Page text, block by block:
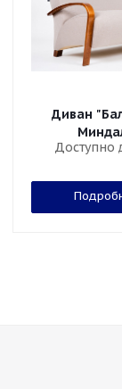
Диван
Доступно